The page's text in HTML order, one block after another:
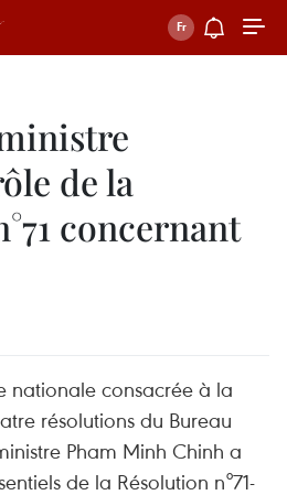
de la
concernant
nationale consacrée à la
résolutions du Bureau
Pham Minh Chinh a
de la Résolution n°71-